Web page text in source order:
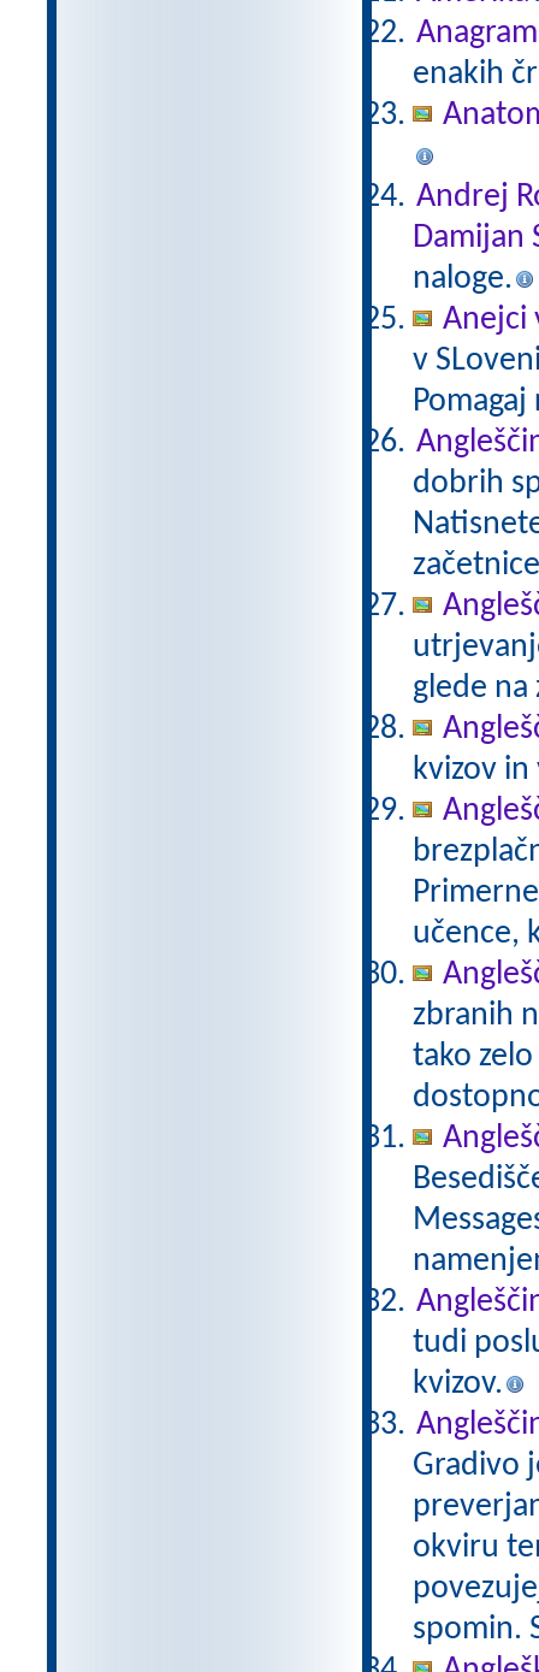
enakih
Andrej
Damijan
naloge.
Anejci
v
dobrih
glede na
kvizov
učence,
zbranih
tako
tudi
kvizov.
Gradivo
okviru
spomin.